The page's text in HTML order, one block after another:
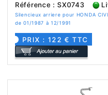
Référence : SX0743
Silencieux arriere pour HONDA
de 01/1987 à 12/1991
PRIX : 122 € TTC